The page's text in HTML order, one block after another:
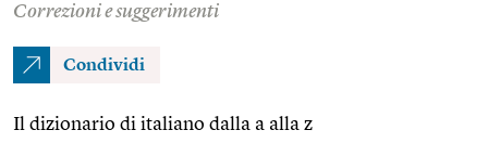
Correzioni e suggerimenti
Condividi
Il dizionario di italiano dalla a alla z